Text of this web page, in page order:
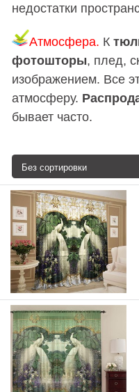
недостатки
Атмосфера. К
фотошторы, плед,
изображением. Все
атмосферу.
бывает часто.